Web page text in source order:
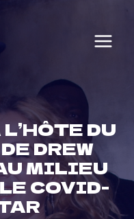
DU
DREW
MILIEU
COVID-